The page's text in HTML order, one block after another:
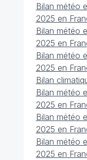
Bilan météo
2025 en
Bilan météo
2025 en
Bilan météo
2025 en
Bilan
Bilan météo
2025 en
Bilan météo
2025 en
Bilan météo
2025 en